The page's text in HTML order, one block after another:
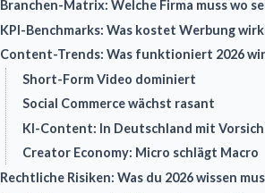
Branchen-Matrix: Welche Firma muss wo
KPI-Benchmarks: Was kostet Werbung
Content-Trends: Was funktioniert 2026
Short-Form Video dominiert
Social Commerce wächst rasant
KI-Content: In Deutschland mit
Creator Economy: Micro schlägt Macro
Rechtliche Risiken: Was du 2026 wissen